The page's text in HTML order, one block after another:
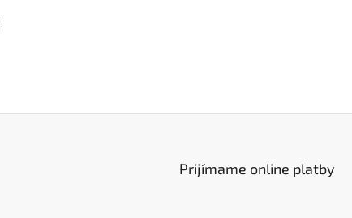
Prijímame online platby